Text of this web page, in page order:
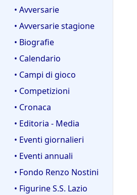
• Avversarie
• Avversarie stagione
• Biografie
• Calendario
• Campi di gioco
• Competizioni
• Cronaca
• Editoria - Media
• Eventi giornalieri
• Eventi annuali
• Fondo Renzo Nostini
• Figurine S.S. Lazio